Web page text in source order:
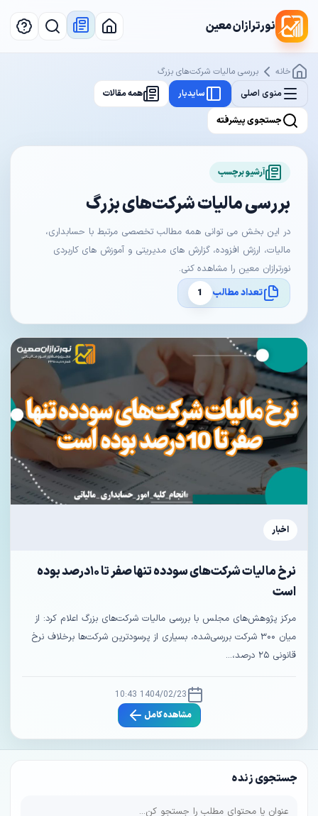
نورترازان معین
جستجوی زنده
خانه
بررسی مالیات شرکت‌های بزرگ
منوی اصلی
سایدبار همه مقالات
جستجوی پیشرفته
آرشیو برچسب
بررسی مالیات شرکت‌های بزرگ
در این بخش می توانی همه مطالب تخصصی مرتبط با حسابداری،
مالیات، ارزش افزوده، گزارش های مدیریتی و آموزش های کاربردی
نورترازان معین را مشاهده کنی.
تعداد مطالب
1
اخبار
نرخ مالیات شرکت‌های سودده تنها صفر تا ۱۰درصد بوده
است
مرکز پژوهش‌های مجلس با بررسی مالیات شرکت‌های بزرگ اعلام کرد: از
میان ۳۰۰ شرکت بررسی‌شده، بسیاری از پرسودترین شرکت‌ها برخلاف نرخ
قانونی ۲۵ درصد،...
1404/02/23 10:43
مشاهده کامل